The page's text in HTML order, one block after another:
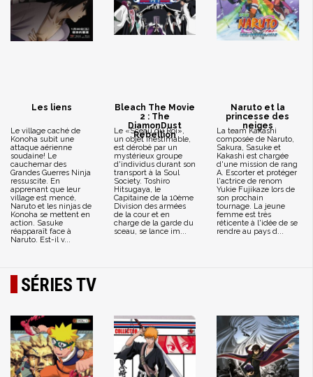
Les liens
Le village caché de
Konoha subit une
attaque aérienne
soudaine! Le
cauchemar des
Grandes Guerres Ninja
ressuscite. En
apprenant que leur
village est mencé,
Naruto et les ninjas de
Konoha se mettent en
action. Sasuke
réapparaît face à
Naruto. Est-il v...
Bleach The Movie
2 : The
DiamonDust
Rebellion
Le «Sceau du Roi»,
un objet inestimable,
est dérobé par un
mystérieux groupe
d'individus durant son
transport à la Soul
Society. Toshiro
Hitsugaya, le
Capitaine de la 10ème
Division des armées
de la cour et en
charge de la garde du
sceau, se lance im...
Naruto et la
princesse des
neiges
La team Kakashi
composée de Naruto,
Sakura, Sasuke et
Kakashi est chargée
d'une mission de rang
A. Escorter et protéger
l'actrice de renom
Yukie Fujikaze lors de
son prochain
tournage. La jeune
femme est très
réticente à l'idée de se
rendre au pays d...
SÉRIES TV